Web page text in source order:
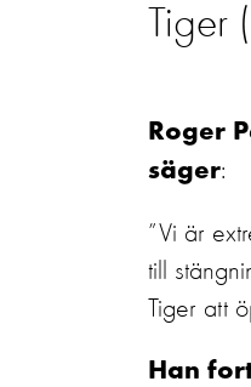
Tiger
Roger
säger:
”Vi är
till
Tiger att
Han